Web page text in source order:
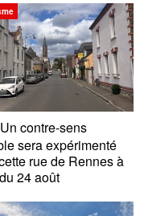
Un contre-sens
sera expérimenté
rue de Rennes à
24 août